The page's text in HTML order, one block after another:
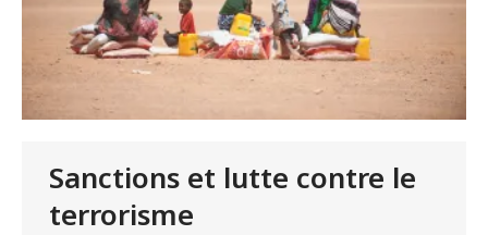
Sanctions et lutte contre le
terrorisme